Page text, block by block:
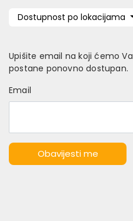
Dostupnost po lokacijama
Upišite email na koji ćemo
postane ponovno dostupan.
Email
Obavijesti me